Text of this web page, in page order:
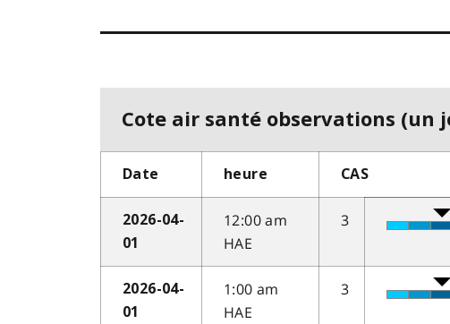
Cote air santé observations (un
Date heure CAS
2026-04-
01
12:00 am
HAE
3
2026-04-
01
1:00 am
HAE
3